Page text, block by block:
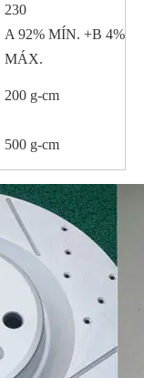
230
A 92% MÍN. +B 4%
MÁX.
200 g-cm
500 g-cm